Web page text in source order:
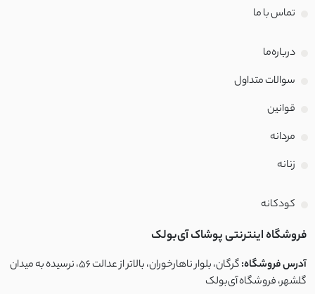
تماس با‌ ما
درباره‌ما
سوالات متداول
قوانین
مردانه
زنانه
کودکانه
فروشگاه اینترنتی پوشاک آی‌بولک
آدرس فروشگاه:
گرگان، بلوار ناهارخوران، بالاتر از عدالت ۵۶، نرسیده به میدان
گلشهر، فروشگاه آی‌بولک